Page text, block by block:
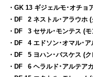
・GK 13 ギジェルモ･オチョ
・DF
02 ネストル･アラウホ
・DF
03 セサル･モンテス (
・DF
04 エドソン･オマル･
・DF
05 ヨハン･バスケス (
・DF
06 ヘラルド･アルテア